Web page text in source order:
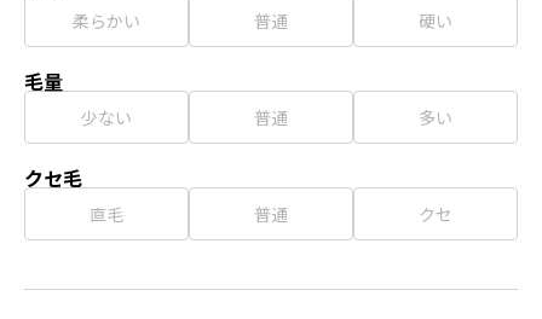
柔らかい 普通 硬い
毛量
少ない 普通 多い
クセ毛
直毛 普通 クセ